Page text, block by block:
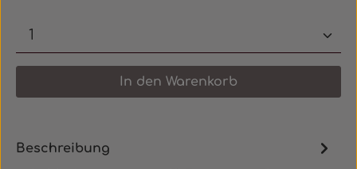
Produkt Anzahl: Gib den
In den Warenkorb
Beschreibung